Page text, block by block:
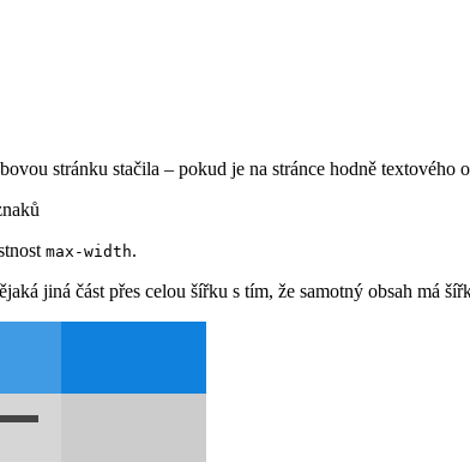
stránku stačila – pokud je na stránce hodně
max-width.
jiná část přes celou šířku s tím, že samotný obsah má